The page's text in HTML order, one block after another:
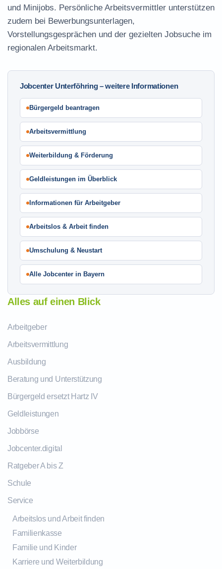
und Minijobs. Persönliche Arbeitsvermittler unterstützen
zudem bei Bewerbungsunterlagen,
Vorstellungsgesprächen und der gezielten Jobsuche im
regionalen Arbeitsmarkt.
Jobcenter Unterföhring – weitere Informationen
Bürgergeld beantragen
Arbeitsvermittlung
Weiterbildung & Förderung
Geldleistungen im Überblick
Informationen für Arbeitgeber
Arbeitslos & Arbeit finden
Umschulung & Neustart
Alle Jobcenter in Bayern
Alles auf einen Blick
Arbeitgeber
Arbeitsvermittlung
Ausbildung
Beratung und Unterstützung
Bürgergeld ersetzt Hartz IV
Geldleistungen
Jobbörse
Jobcenter.digital
Ratgeber A bis Z
Schule
Service
Arbeitslos und Arbeit finden
Familienkasse
Familie und Kinder
Karriere und Weiterbildung